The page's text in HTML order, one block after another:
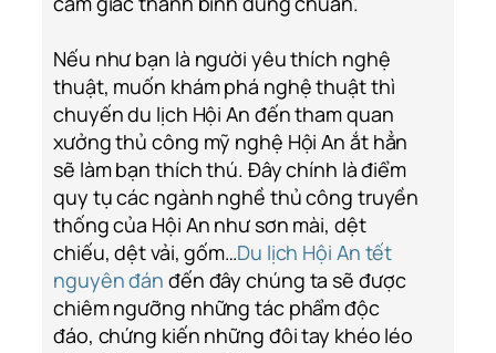
Nếu như bạn là người yêu thích nghệ
thuật, muốn khám phá nghệ thuật thì
chuyến du lịch Hội An đến tham quan
xưởng thủ công mỹ nghệ Hội An ắt hẳn
sẽ làm bạn thích thú. Đây chính là điểm
quy tụ các ngành nghề thủ công truyền
thống của Hội An như sơn mài, dệt
chiếu, dệt vải, gốm…Du lịch Hội An tết
nguyên đán đến đây chúng ta sẽ được
chiêm ngưỡng những tác phẩm độc
đáo, chứng kiến những đôi tay khéo léo